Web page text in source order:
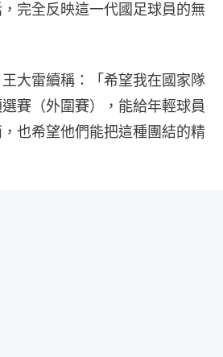
完全反映這一代國足球員的無
大雷續稱：「希望我在國家隊
賽（外圍賽），能給年輕球員
也希望他們能把這種團結的精